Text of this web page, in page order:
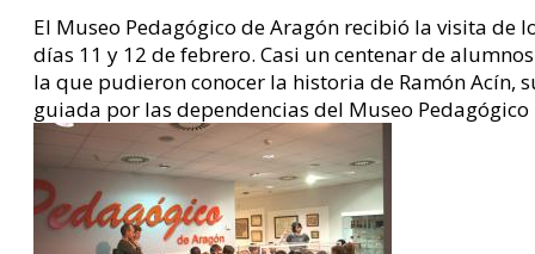
El Museo Pedagógico de Aragón recibió la visita de
días 11 y 12 de febrero. Casi un centenar de
la que pudieron conocer la historia de Ramón Acín,
guiada por las dependencias del Museo